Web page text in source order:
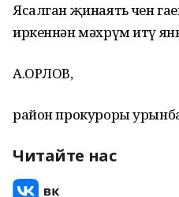
Ясалган җинаять өчен
иркеннән мәхрүм итү
А.ОРЛОВ,
район прокуроры
Читайте нас